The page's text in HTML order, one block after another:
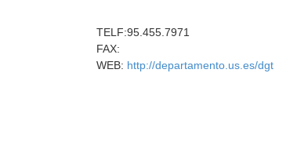
TELF:95.455.7971
FAX:
WEB: http://departamento.us.es/dgt